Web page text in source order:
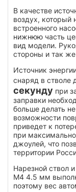
В качестве
воздух, который
встроенного
нижнюю часть
вид модели.
стороны и так
Источник
снаряд в стволе
секунду при
заправки
больше делать
возможности
приведет к
при
джоулей, что
территории
Нарезной ствол
M4 4.5 мм
поэтому вес